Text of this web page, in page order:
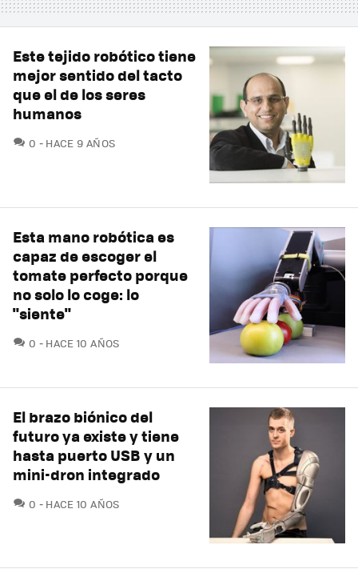
Este tejido robótico tiene
mejor sentido del tacto
que el de los seres
humanos
0 COMENTARIOS
HACE 9 AÑOS
Esta mano robótica es
capaz de escoger el
tomate perfecto porque
no solo lo coge: lo
"siente"
0 COMENTARIOS
HACE 10 AÑOS
El brazo biónico del
futuro ya existe y tiene
hasta puerto USB y un
mini-dron integrado
0 COMENTARIOS
HACE 10 AÑOS